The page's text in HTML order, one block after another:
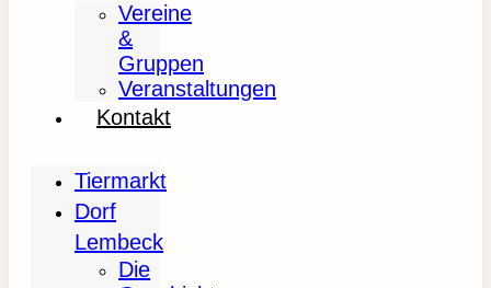
Vereine
&
Gruppen
Veranstaltungen
Kontakt
Tiermarkt
Dorf
Lembeck
Die